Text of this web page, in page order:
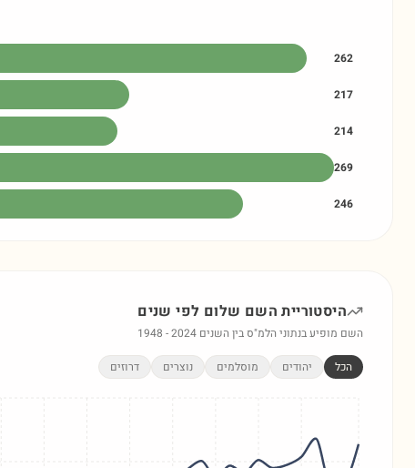
262
217
214
269
246
היסטוריית השם שלום לפי שנים
השם מופיע בנתוני הלמ"ס בין השנים 1948 -2024
הכל יהודים מוסלמים נוצרים דרוזים